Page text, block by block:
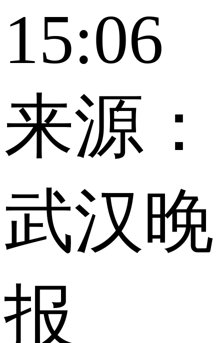
15:06
来源：
武汉晚
报